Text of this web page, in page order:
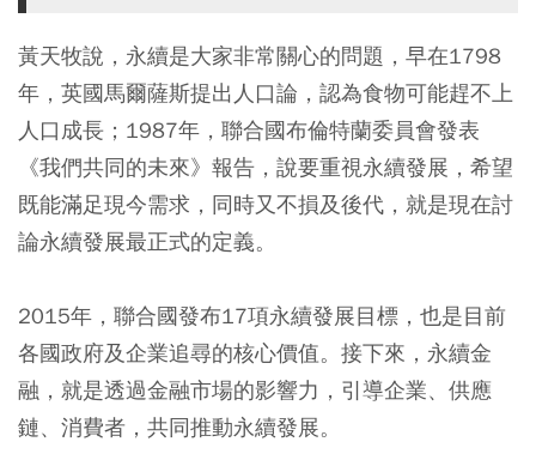
黃天牧說，永續是大家非常關心的問題，早在1798
年，英國馬爾薩斯提出人口論，認為食物可能趕不上
人口成長；1987年，聯合國布倫特蘭委員會發表
《我們共同的未來》報告，說要重視永續發展，希望
既能滿足現今需求，同時又不損及後代，就是現在討
論永續發展最正式的定義。
2015年，聯合國發布17項永續發展目標，也是目前
各國政府及企業追尋的核心價值。接下來，永續金
融，就是透過金融市場的影響力，引導企業、供應
鏈、消費者，共同推動永續發展。